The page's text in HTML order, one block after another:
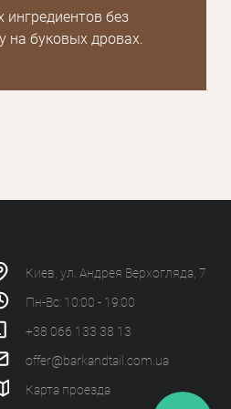
без
на буковых дровах.
Киев, ул. Андрея Верхогляда, 7
Пн-Вс: 10:00 - 19:00
+38 066 133 38 13
offer@barkandtail.com.ua
Карта проезда